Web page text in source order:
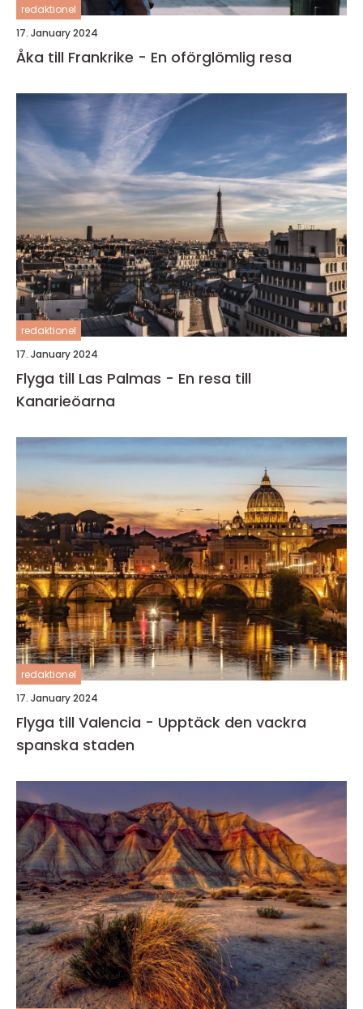
redaktionel
17. January 2024
Åka till Frankrike - En oförglömlig resa
redaktionel
17. January 2024
Flyga till Las Palmas - En resa till
Kanarieöarna
redaktionel
17. January 2024
Flyga till Valencia - Upptäck den vackra
spanska staden